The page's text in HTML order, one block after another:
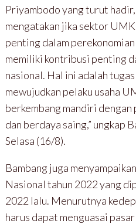
Priyambodo yang turut
mengatakan jika sektor
penting dalam
memiliki kontribusi penting
nasional. Hal ini adalah
mewujudkan pelaku usaha
berkembang mandiri
dan berdaya saing,” ungkap
Selasa (16/8).
Bambang juga
Nasional tahun 2022 yang
2022 lalu. Menurutnya
harus dapat menguasai